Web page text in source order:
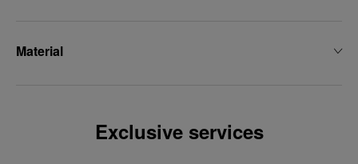
Material
Exclusive services